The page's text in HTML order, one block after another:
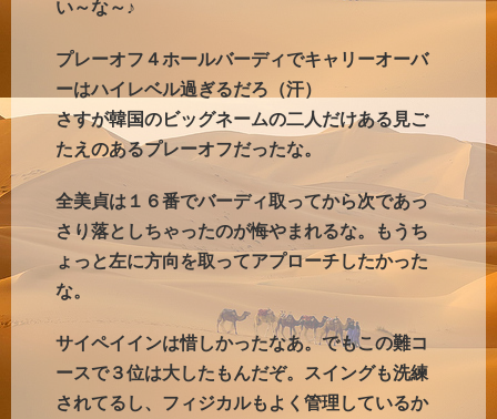
い～な～♪
プレーオフ４ホールバーディでキャリーオーバ
ーはハイレベル過ぎるだろ（汗）
さすが韓国のビッグネームの二人だけある見ご
たえのあるプレーオフだったな。
全美貞は１６番でバーディ取ってから次であっ
さり落としちゃったのが悔やまれるな。もうち
ょっと左に方向を取ってアプローチしたかった
な。
サイペイインは惜しかったなあ。でもこの難コ
ースで３位は大したもんだぞ。スイングも洗練
されてるし、フィジカルもよく管理しているか